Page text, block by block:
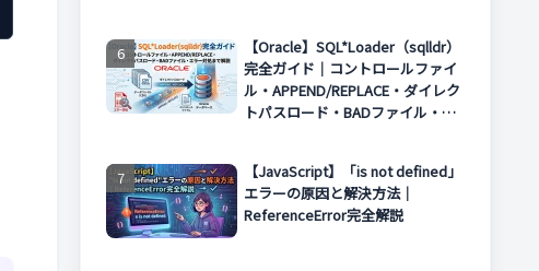
【Oracle】SQL*Loader（sqlldr）
完全ガイド｜コントロールファイ
ル・APPEND/REPLACE・ダイレク
トパスロード・BADファイル・エ
【JavaScript】「is not defined」
エラーの原因と解決方法｜
ReferenceError完全解説